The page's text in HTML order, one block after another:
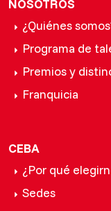
NOSOTROS
¿Quiénes
Programa de
Premios y
Franquicia
CEBA
¿Por qué
Sedes